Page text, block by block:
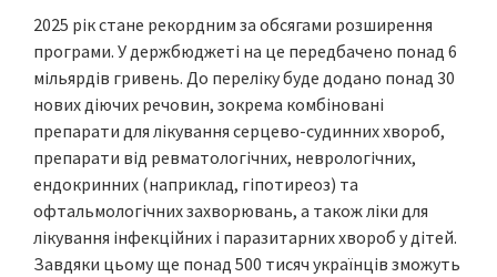
2025 рік стане рекордним за обсягами розширення
програми. У держбюджеті на це передбачено понад 6
мільярдів гривень. До переліку буде додано понад 30
нових діючих речовин, зокрема комбіновані
препарати для лікування серцево-судинних хвороб,
препарати від ревматологічних, неврологічних,
ендокринних (наприклад, гіпотиреоз) та
офтальмологічних захворювань, а також ліки для
лікування інфекційних і паразитарних хвороб у дітей.
Завдяки цьому ще понад 500 тисяч українців зможуть